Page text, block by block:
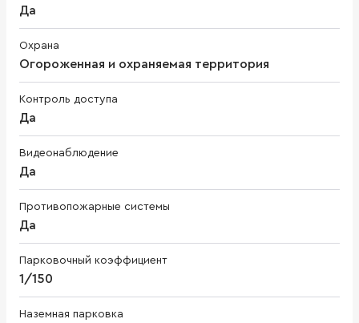
Да
Охрана
Огороженная и охраняемая территория
Контроль доступа
Да
Видеонаблюдение
Да
Противопожарные системы
Да
Парковочный коэффициент
1/150
Наземная парковка